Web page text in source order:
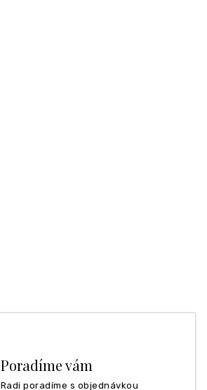
Poradíme vám
Radi poradíme s objednávkou